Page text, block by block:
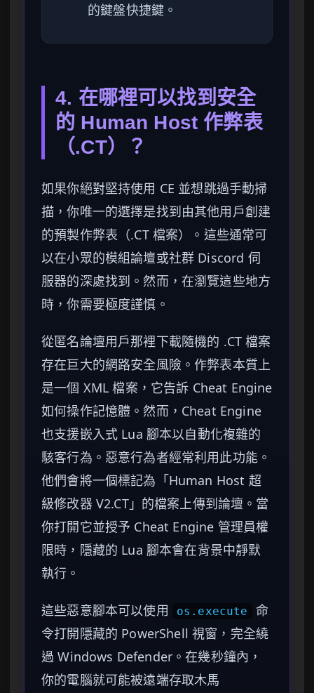
的鍵盤快捷鍵。
4. 在哪裡可以找到安全
的 Human Host 作弊表
（.CT）？
如果你絕對堅持使用 CE 並想跳過手動掃
描，你唯一的選擇是找到由其他用戶創建
的預製作弊表（.CT 檔案）。這些通常可
以在小眾的模組論壇或社群 Discord 伺
服器的深處找到。然而，在瀏覽這些地方
時，你需要極度謹慎。
從匿名論壇用戶那裡下載隨機的 .CT 檔案
存在巨大的網路安全風險。作弊表本質上
是一個 XML 檔案，它告訴 Cheat Engine
如何操作記憶體。然而，Cheat Engine
也支援嵌入式 Lua 腳本以自動化複雜的
駭客行為。惡意行為者經常利用此功能。
他們會將一個標記為「Human Host 超
級修改器 V2.CT」的檔案上傳到論壇。當
你打開它並授予 Cheat Engine 管理員權
限時，隱藏的 Lua 腳本會在背景中靜默
執行。
這些惡意腳本可以使用 os.execute
命
令打開隱藏的 PowerShell 視窗，完全繞
過 Windows Defender。在幾秒鐘內，
你的電腦就可能被遠端存取木馬